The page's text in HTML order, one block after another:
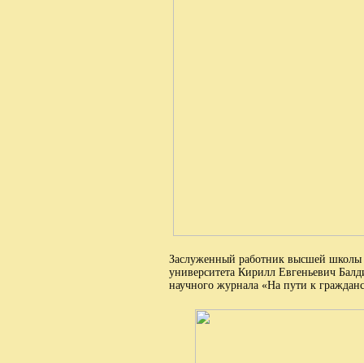
Заслуженный работник высшей школы
университета Кирилл Евгеньевич
научного журнала «На пути к